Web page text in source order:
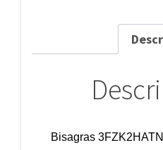
Bisagras